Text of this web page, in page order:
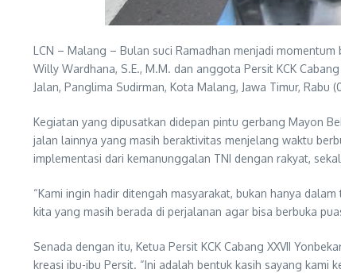
LCN – Malang – Bulan suci Ramadhan menjadi
Willy Wardhana, S.E., M.M. dan anggota Persit KCK
Jalan, Panglima Sudirman, Kota Malang, Jawa Timur, Rabu
Kegiatan yang dipusatkan didepan pintu gerbang Mayon
jalan lainnya yang masih beraktivitas menjelang waktu
implementasi dari kemanunggalan TNI dengan rakyat,
“Kami ingin hadir ditengah masyarakat, bukan hanya
kita yang masih berada di perjalanan agar bisa berbuka
Senada dengan itu, Ketua Persit KCK Cabang XXVII
kreasi ibu-ibu Persit. “Ini adalah bentuk kasih sayang